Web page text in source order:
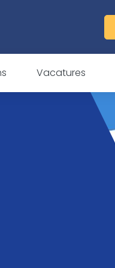
Vacatures